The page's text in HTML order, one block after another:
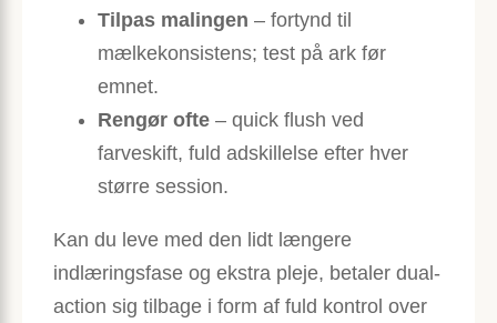
Tilpas malingen – fortynd til
mælkekonsistens; test på ark før
emnet.
Rengør ofte – quick flush ved
farveskift, fuld adskillelse efter hver
større session.
Kan du leve med den lidt længere
indlæringsfase og ekstra pleje, betaler dual-
action sig tilbage i form af fuld kontrol over